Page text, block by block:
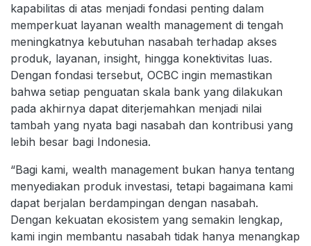
kapabilitas di atas menjadi fondasi penting dalam
memperkuat layanan wealth management di tengah
meningkatnya kebutuhan nasabah terhadap akses
produk, layanan, insight, hingga konektivitas luas.
Dengan fondasi tersebut, OCBC ingin memastikan
bahwa setiap penguatan skala bank yang dilakukan
pada akhirnya dapat diterjemahkan menjadi nilai
tambah yang nyata bagi nasabah dan kontribusi yang
lebih besar bagi Indonesia.
“Bagi kami, wealth management bukan hanya tentang
menyediakan produk investasi, tetapi bagaimana kami
dapat berjalan berdampingan dengan nasabah.
Dengan kekuatan ekosistem yang semakin lengkap,
kami ingin membantu nasabah tidak hanya menangkap